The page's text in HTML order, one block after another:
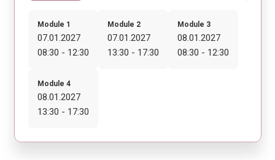
Module 1
07.01.2027
08:30 - 12:30
Module 2
07.01.2027
13:30 - 17:30
Module 3
08.01.2027
08:30 - 12:30
Module 4
08.01.2027
13:30 - 17:30